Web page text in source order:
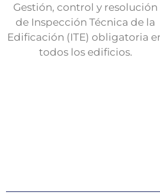
Gestión, control y resolución
de Inspección Técnica de la
Edificación (ITE) obligatoria
todos los edificios.